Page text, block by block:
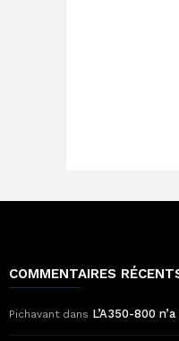
COMMENTAIRES
Pichavant dans L’A350-800